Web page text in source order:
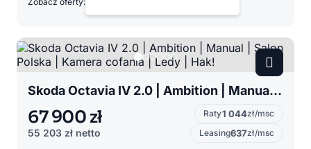
Skoda Octavia IV 2.0 | Ambition | Manual | Salon Polska | Kamera cofania | Ledy | Hak!
67 900 zł
55 203 zł netto
Raty1 044zł/msc
Leasing637zł/msc